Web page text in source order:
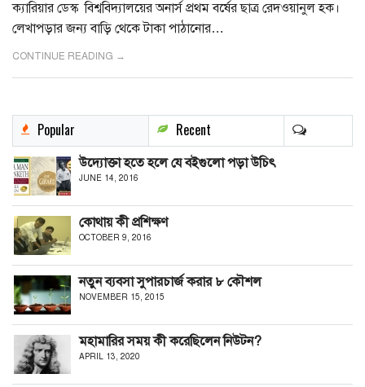
ক্যারিয়ার ডেস্ক বিশ্ববিদ্যালয়ের অনার্স প্রথম বর্ষের ছাত্র রেদওয়ানুল হক।
লেখাপড়ার জন্য বাড়ি থেকে টাকা পাঠানোর…
CONTINUE READING →
Popular Recent
উদ্যোক্তা হতে হলে যে বইগুলো পড়া উচিৎ
JUNE 14, 2016
কোথায় কী প্রশিক্ষণ
OCTOBER 9, 2016
নতুন ব্যবসা সুপারচার্জ করার ৮ কৌশল
NOVEMBER 15, 2015
মহামারির সময় কী করেছিলেন নিউটন?
APRIL 13, 2020